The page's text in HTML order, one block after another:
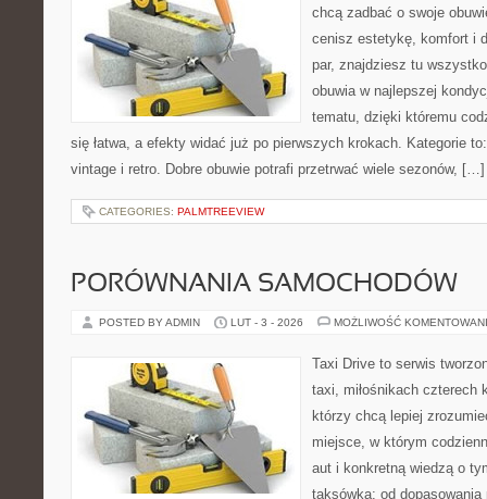
chcą zadbać o swoje
cenisz estetykę, komfort i
par, znajdziesz tu
obuwia w najlepszej
tematu, dzięki któremu
się łatwa, a efekty widać już po pierwszych krokach. Kategorie
vintage i retro. Dobre obuwie potrafi przetrwać wiele sezonów, […]
CATEGORIES: PALMTREEVIEW
PORÓWNANIA SAMOCHODÓW
POSTED BY ADMIN LUT - 3 - 2026 MOŻLIWOŚĆ
Taxi Drive to serwis
taxi, miłośnikach czterech
którzy chcą lepiej
miejsce, w którym
aut i konkretną wiedzą o
taksówka: od